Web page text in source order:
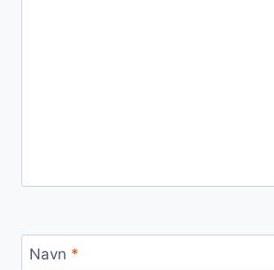
Navn *